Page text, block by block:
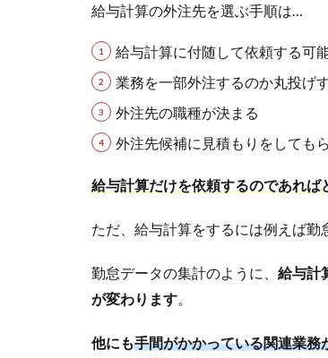
給与計算の外注先を選ぶ手順は…
給与計算に付随して依頼する可
業務を一部外注するのか丸投げ
外注先の職種が決まる
外注先候補に見積もりをしても
給与計算だけを依頼するのであれ
ただ、給与計算をするには例えば勤
勤怠データの集計のように、 給与計
が変わります
他にも手間がかかっている関連業務